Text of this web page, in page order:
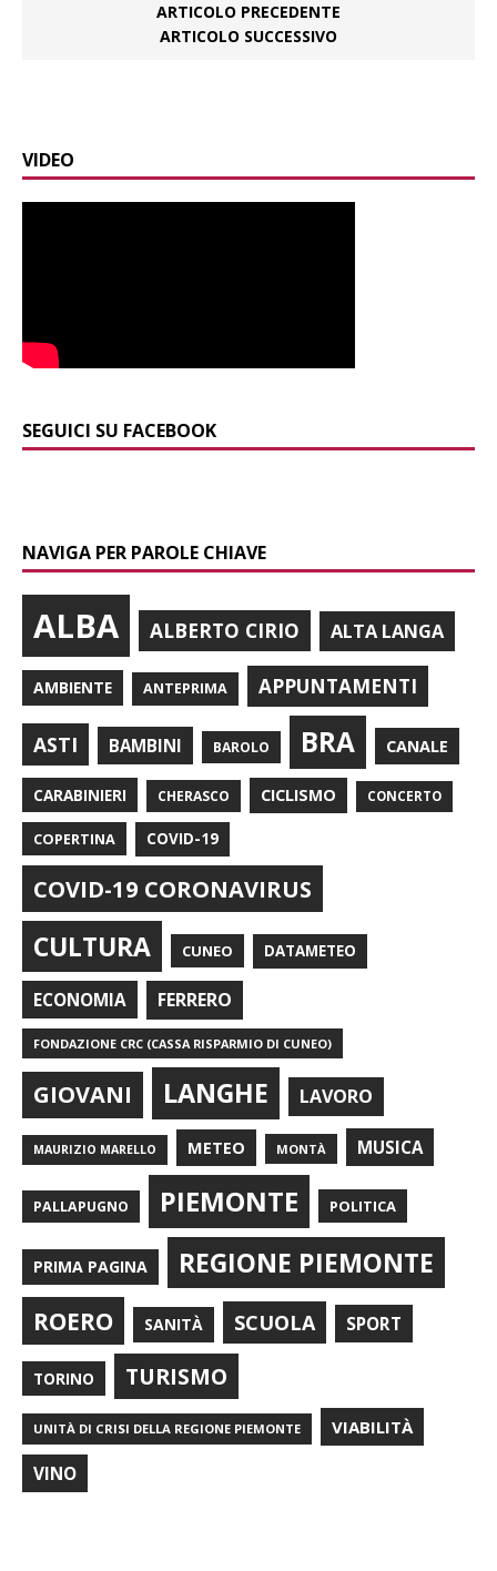
ARTICOLO PRECEDENTE
ARTICOLO SUCCESSIVO
VIDEO
SEGUICI SU FACEBOOK
NAVIGA PER PAROLE CHIAVE
ALBA ALBERTO CIRIO ALTA LANGA
AMBIENTE ANTEPRIMA APPUNTAMENTI
ASTI BAMBINI BAROLO BRA CANALE
CARABINIERI CHERASCO CICLISMO CONCERTO
COPERTINA COVID-19
COVID-19 CORONAVIRUS
CULTURA CUNEO DATAMETEO
ECONOMIA FERRERO
FONDAZIONE CRC (CASSA RISPARMIO DI CUNEO)
GIOVANI LANGHE LAVORO
MAURIZIO MARELLO METEO MONTÀ MUSICA
PALLAPUGNO PIEMONTE POLITICA
PRIMA PAGINA REGIONE PIEMONTE
ROERO SANITÀ SCUOLA SPORT
TORINO TURISMO
UNITÀ DI CRISI DELLA REGIONE PIEMONTE VIABILITÀ
VINO